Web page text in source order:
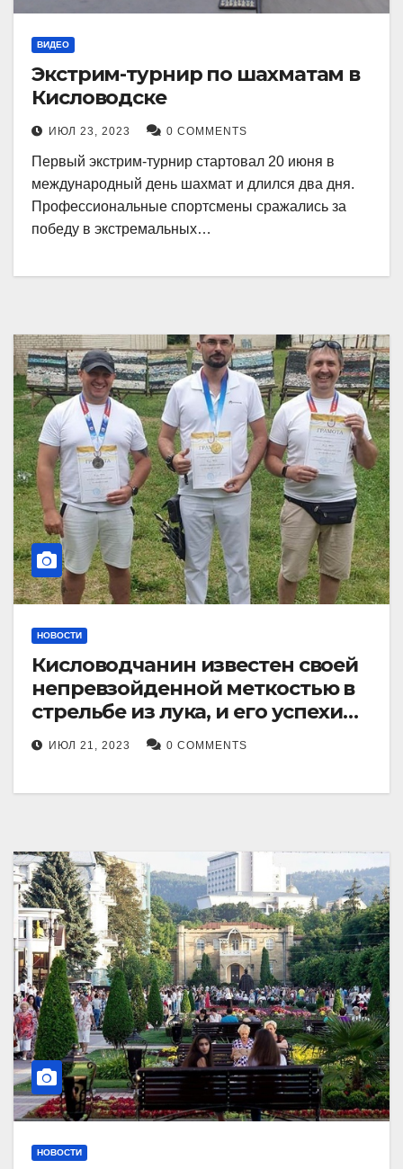
ВИДЕО
Экстрим-турнир по шахматам в
Кисловодске
ИЮЛ 23, 2023 0 COMMENTS
Первый экстрим-турнир стартовал 20 июня в
международный день шахмат и длился два дня.
Профессиональные спортсмены сражались за
победу в экстремальных…
НОВОСТИ
Кисловодчанин известен своей
непревзойденной меткостью в
стрельбе из лука, и его успехи
прославили его в
Ставропольском крае.
ИЮЛ 21, 2023 0 COMMENTS
НОВОСТИ